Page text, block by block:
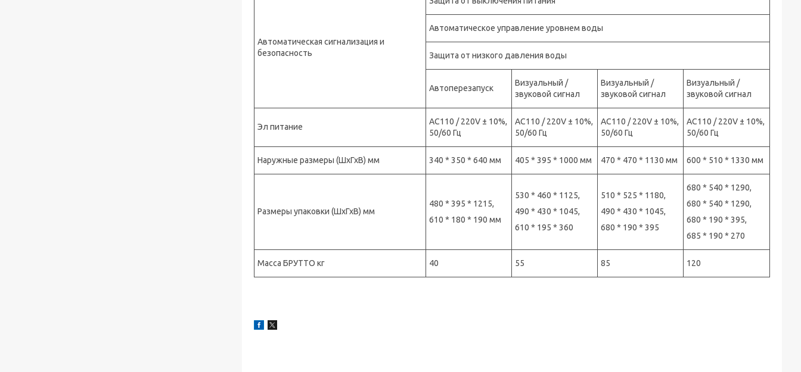
Автоматическая сигнализация и
безопасность
Автоматическое управление уровнем воды
Защита от низкого давления воды
Автоперезапуск
Визуальный /
звуковой сигнал
Визуальный /
звуковой сигнал
Визуальный /
звуковой сигнал
Эл питание
AC110 / 220V ± 10%,
50/60 Гц
AC110 / 220V ± 10%,
50/60 Гц
AC110 / 220V ± 10%,
50/60 Гц
AC110 / 220V ± 10%,
50/60 Гц
Наружные размеры (ШхГхВ) мм 340 * 350 * 640 мм 405 * 395 * 1000 мм 470 * 470 * 1130 мм 600 * 510 * 1330 мм
Размеры упаковки (ШхГхВ) мм
480 * 395 * 1215,
610 * 180 * 190 мм
530 * 460 * 1125,
490 * 430 * 1045,
610 * 195 * 360
510 * 525 * 1180,
490 * 430 * 1045,
680 * 190 * 395
680 * 540 * 1290,
680 * 540 * 1290,
680 * 190 * 395,
685 * 190 * 270
Масса БРУТТО кг 40 55 85 120